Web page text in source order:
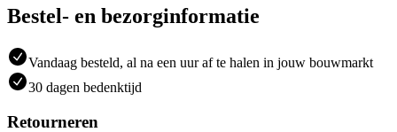
Bestel- en bezorginformatie
Vandaag besteld, al na een uur af te halen in jouw bouwmarkt
30 dagen bedenktijd
Retourneren